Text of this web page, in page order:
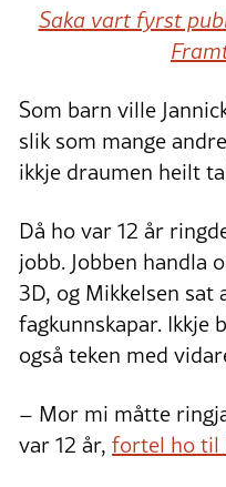
Saka vart fyrst
Som barn ville
slik som mange
ikkje draumen heilt
Då ho var 12 år
jobb. Jobben handla
3D, og Mikkelsen sat
fagkunnskapar. Ikkje
også teken med
– Mor mi måtte
var 12 år, fortel ho til